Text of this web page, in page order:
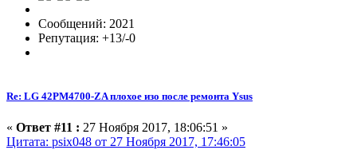
Сообщений: 2021
Репутация: +13/-0
Re: LG 42PM4700-ZA плохое изо после ремонта Ysus
« Ответ #11 : 27 Ноября 2017, 18:06:51 »
Цитата: psix048 от 27 Ноября 2017, 17:46:05